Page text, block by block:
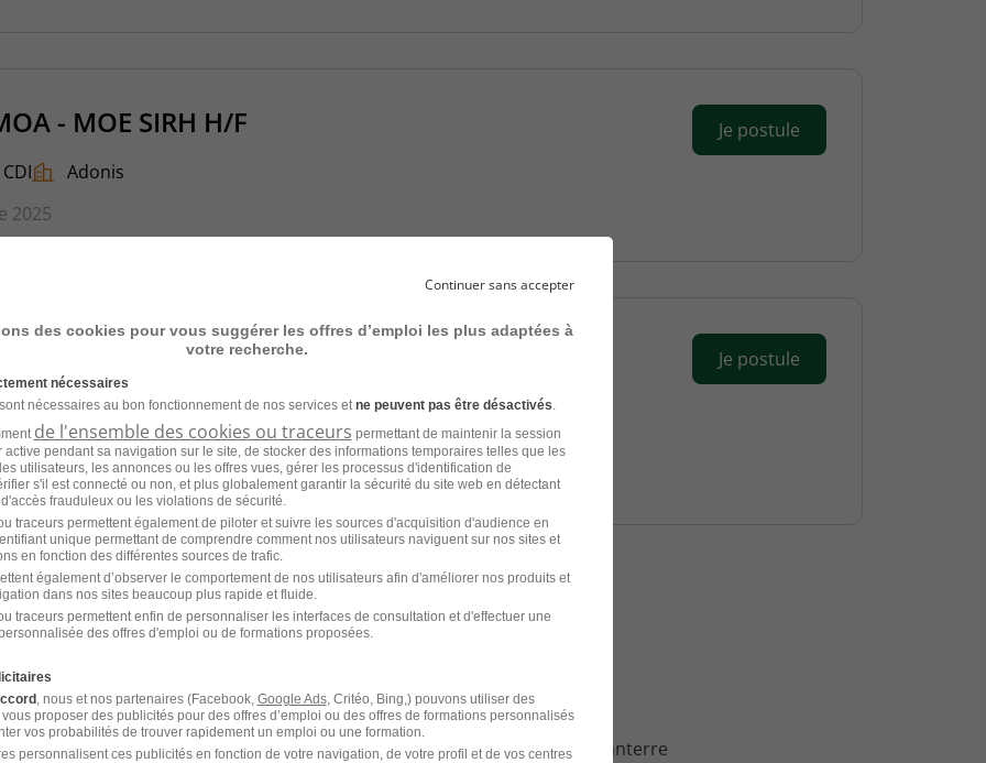
- MOE SIRH H/F
CDI
Adonis
2025
Je postule
Réseau en Réseau Mobile
Fonctionnaire
Ministère de l’Intérieur
Je postule
par métier à Nanterre dans
Emploi Développeur Nanterre Emploi DevOps Nanterre
Continuer sans accepter
des cookies pour vous suggérer les offres d’emploi les plus adaptées à
votre recherche.
nécessaires
nécessaires au bon fonctionnement de nos services et ne peuvent pas être désactivés
de l'ensemble des cookies ou traceurs permettant de maintenir la session
active pendant sa navigation sur le site, de stocker des informations temporaires telles que les
utilisateurs, les annonces ou les offres vues, gérer les processus d'identification de
s'il est connecté ou non, et plus globalement garantir la sécurité du site web en détectant
frauduleux ou les violations de sécurité.
traceurs permettent également de piloter et suivre les sources d'acquisition d'audience en
unique permettant de comprendre comment nos utilisateurs naviguent sur nos sites et
en fonction des différentes sources de trafic.
également d’observer le comportement de nos utilisateurs afin d'améliorer nos produits et
dans nos sites beaucoup plus rapide et fluide.
traceurs permettent enfin de personnaliser les interfaces de consultation et d'effectuer une
des offres d'emploi ou de formations proposées.
, nous et nos partenaires (Facebook, Google Ads, Critéo, Bing,) pouvons utiliser des
proposer des publicités pour des offres d’emploi ou des offres de formations personnalisés
vos probabilités de trouver rapidement un emploi ou une formation.
personnalisent ces publicités en fonction de votre navigation, de votre profil et de vos centres